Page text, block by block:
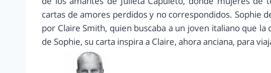
cartas de amores perdidos y no correspondidos. Sophie
por Claire Smith, quien buscaba a un joven italiano que
de Sophie, su carta inspira a Claire, ahora anciana, para